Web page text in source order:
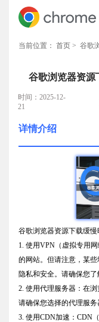
当前位置： 首页 > 谷歌
谷歌浏览器资源
时间：2025-12-
21
详情介绍
谷歌浏览器资源下载缓
1. 使用VPN（虚拟专用
的网站。但请注意，某
隐私和安全。请确保您了
2. 使用代理服务器：在
请确保您选择的代理服务
3. 使用CDN加速：CDN